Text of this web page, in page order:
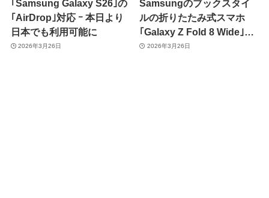
｢Samsung Galaxy S26｣の
｢AirDrop｣対応 ｰ 本日より
日本でも利用可能に
2026年3月26日
Samsungのブックスタイ
ルの折りたたみ式スマホ
｢Galaxy Z Fold 8 Wide｣は
こんな感じに ｰ CADレンダ
2026年3月26日